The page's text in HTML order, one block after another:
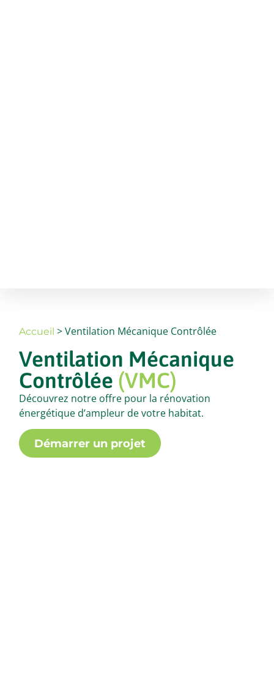
Accueil > Ventilation Mécanique Contrôlée
Ventilation Mécanique
Contrôlée (VMC)
Découvrez notre offre pour la rénovation
énergétique d’ampleur de votre habitat.
Démarrer un projet